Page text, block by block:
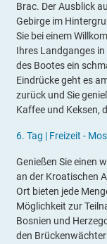
Brac. Der Ausblick
Gebirge im
Sie bei einem
Ihres Landganges
des Bootes ein
Eindrücke geht es
zurück und Sie
Kaffee und Keksen,
6. Tag | Freizeit -
Genießen Sie einen
an der Kroatischen
Ort bieten jede
Möglichkeit zur
Bosnien und
den